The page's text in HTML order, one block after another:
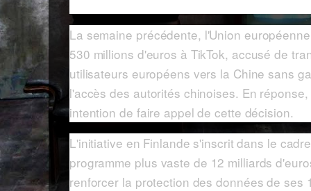
La semaine précédente, l'Union
530 millions d'euros à TikTok, accusé de
utilisateurs européens vers la Chine sans
l'accès des autorités chinoises. En
intention de faire appel de cette décision.
L'initiative en Finlande s'inscrit dans le
programme plus vaste de 12 milliards
renforcer la protection des données de ses